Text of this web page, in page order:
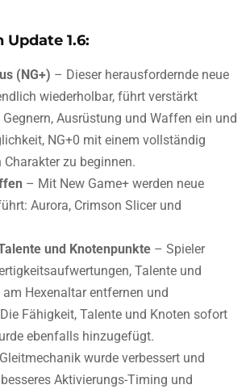
1.6:
(NG+) – Dieser herausfordernde neue
wiederholbar, führt verstärkt
Ausrüstung und Waffen ein und
NG+0 mit einem vollständig
Charakter zu beginnen.
– Mit New Game+ werden neue
Aurora, Crimson Slicer und
und Knotenpunkte – Spieler
Talente und
Hexenaltar entfernen und
Fähigkeit, Talente und Knoten sofort
ebenfalls hinzugefügt.
wurde verbessert und
Aktivierungs-Timing und